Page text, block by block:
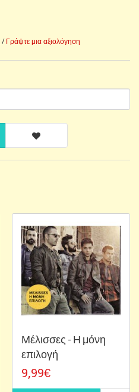
/ Γράψτε μια αξιολόγηση
Μέλισσες - Η μόνη
επιλογή
9,99€